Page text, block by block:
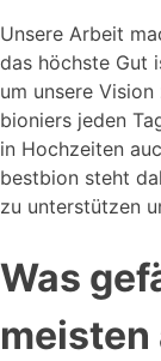
Unsere Arbeit
das höchste Gut
um unsere
bioniers jeden
in Hochzeiten
bestbion steht
zu unterstützen
Was